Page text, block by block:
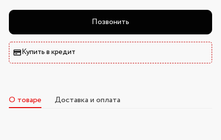
Позвонить
Купить в кредит
О товаре Доставка и оплата